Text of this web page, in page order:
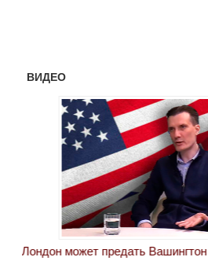
ВИДЕО
Лондон может предать Вашингтон